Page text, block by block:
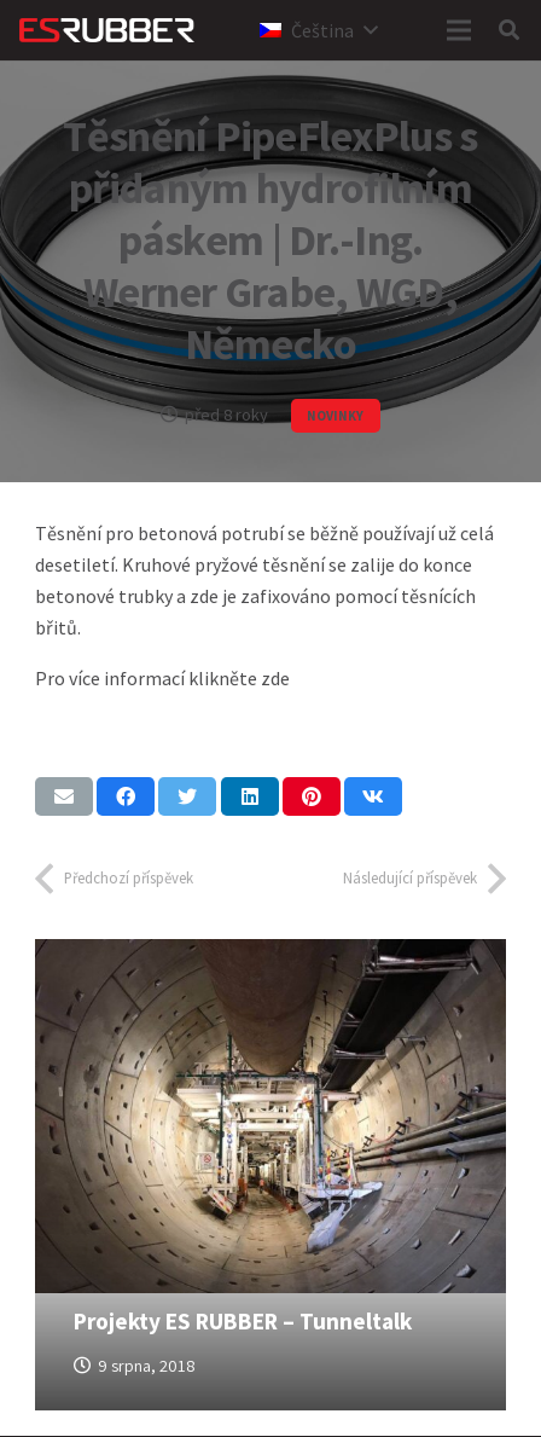
Čeština
Těsnění PipeFlexPlus s
přidaným hydrofilním
páskem | Dr.-Ing.
Werner Grabe, WGD,
Německo
před 8 roky NOVINKY
Těsnění pro betonová potrubí se běžně používají už celá
desetiletí. Kruhové pryžové těsnění se zalije do konce
betonové trubky a zde je zafixováno pomocí těsnících
břitů.
Pro více informacíklikněte zde
Předchozí příspěvek Následující příspěvek
Projekty ES RUBBER – Tunneltalk
9 srpna, 2018